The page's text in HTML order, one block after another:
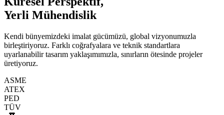
Yerli Mühendislik
Kendi bünyemizdeki imalat gücümüzü, global vizyonumuzla
birleştiriyoruz. Farklı coğrafyalara ve teknik standartlara
uyarlanabilir tasarım yaklaşımımızla, sınırların ötesinde projeler
üretiyoruz.
ASME
ATEX
PED
TÜV